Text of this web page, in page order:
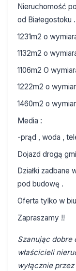
Nieruchomość
od Białegostoku .
1231m2 o
1132m2 o
1106m2 O
1222m2 o
1460m2 o
Media :
-prąd , woda ,
Dojazd drogą
Działki zadbane
pod budowę .
Oferta tylko w
Zapraszamy !!
Szanując dobre
właścicieli
wyłącznie